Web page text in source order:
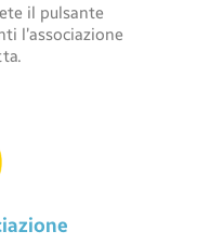
il pulsante
l’associazione